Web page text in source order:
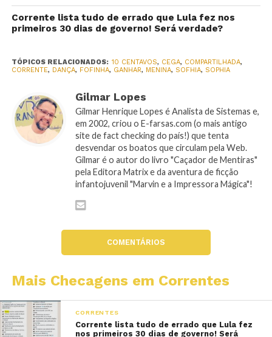
Corrente lista tudo de errado que Lula fez nos
primeiros 30 dias de governo! Será verdade?
TÓPICOS RELACIONADOS: 10 CENTAVOS, CEGA, COMPARTILHADA,
CORRENTE, DANÇA, FOFINHA, GANHAR, MENINA, SOFHIA, SOPHIA
Gilmar Lopes
Gilmar Henrique Lopes é Analista de Sistemas e,
em 2002, criou o E-farsas.com (o mais antigo
site de fact checking do país!) que tenta
desvendar os boatos que circulam pela Web.
Gilmar é o autor do livro "Caçador de Mentiras"
pela Editora Matrix e da aventura de ficção
infantojuvenil "Marvin e a Impressora Mágica"!
COMENTÁRIOS
Mais Checagens em Correntes
CORRENTES
Corrente lista tudo de errado que Lula fez
nos primeiros 30 dias de governo! Será